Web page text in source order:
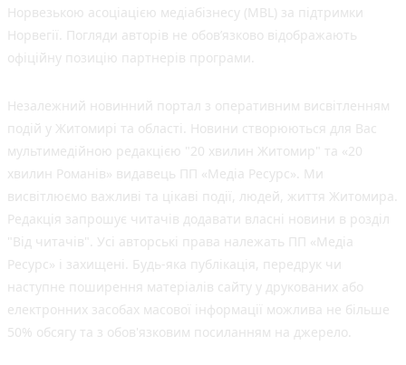
Норвезькою асоціацією медіабізнесу (MBL) за підтримки
Норвегії. Погляди авторів не обов’язково відображають
офіційну позицію партнерів програми.
Незалежний новинний портал з оперативним висвітленням
подій у Житомирі та області. Новини створюються для Вас
мультимедійною редакцією "20 хвилин Житомир" та «20
хвилин Романів» видавець ПП «Медіа Ресурс». Ми
висвітлюємо важливі та цікаві події, людей, життя Житомира.
Редакція запрошує читачів додавати власні новини в розділ
"Від читачів". Усі авторські права належать ПП «Медіа
Ресурс» і захищені. Будь-яка публiкацiя, передрук чи
наступне поширення матеріалів сайту у друкованих або
електронних засобах масової інформації можлива не більше
50% обсягу та з обов'язковим посиланням на джерело.